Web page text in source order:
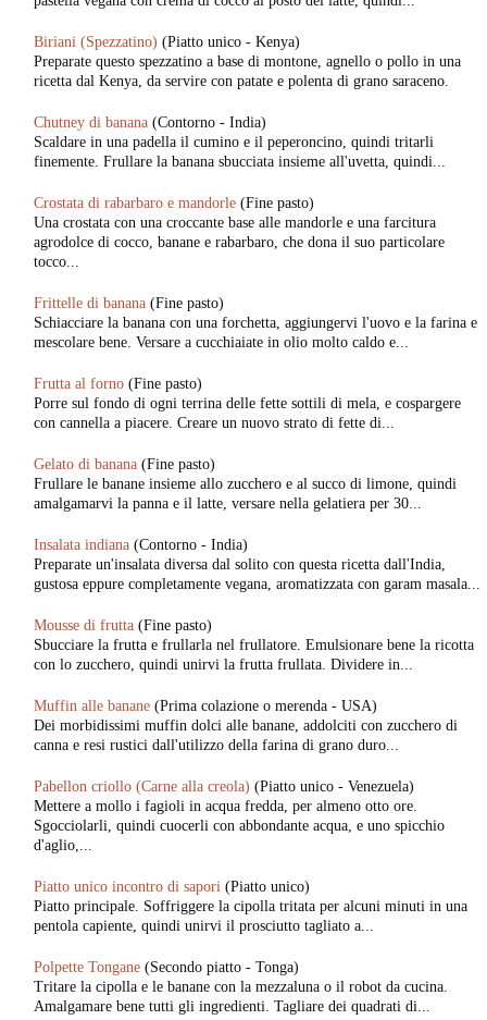
Biriani (Spezzatino) (Piatto unico - Kenya)
Preparate questo spezzatino a base di montone, agnello o pollo in una
ricetta dal Kenya, da servire con patate e polenta di grano saraceno.
Chutney di banana (Contorno - India)
Scaldare in una padella il cumino e il peperoncino, quindi tritarli
finemente. Frullare la banana sbucciata insieme all'uvetta, quindi...
Crostata di rabarbaro e mandorle (Fine pasto)
Una crostata con una croccante base alle mandorle e una farcitura
agrodolce di cocco, banane e rabarbaro, che dona il suo particolare
tocco...
Frittelle di banana (Fine pasto)
Schiacciare la banana con una forchetta, aggiungervi l'uovo e la farina e
mescolare bene. Versare a cucchiaiate in olio molto caldo e...
Frutta al forno (Fine pasto)
Porre sul fondo di ogni terrina delle fette sottili di mela, e cospargere
con cannella a piacere. Creare un nuovo strato di fette di...
Gelato di banana (Fine pasto)
Frullare le banane insieme allo zucchero e al succo di limone, quindi
amalgamarvi la panna e il latte, versare nella gelatiera per 30...
Insalata indiana (Contorno - India)
Preparate un'insalata diversa dal solito con questa ricetta dall'India,
gustosa eppure completamente vegana, aromatizzata con garam masala...
Mousse di frutta (Fine pasto)
Sbucciare la frutta e frullarla nel frullatore. Emulsionare bene la ricotta
con lo zucchero, quindi unirvi la frutta frullata. Dividere in...
Muffin alle banane (Prima colazione o merenda - USA)
Dei morbidissimi muffin dolci alle banane, addolciti con zucchero di
canna e resi rustici dall'utilizzo della farina di grano duro...
Pabellon criollo (Carne alla creola) (Piatto unico - Venezuela)
Mettere a mollo i fagioli in acqua fredda, per almeno otto ore.
Sgocciolarli, quindi cuocerli con abbondante acqua, e uno spicchio
d'aglio,...
Piatto unico incontro di sapori (Piatto unico)
Piatto principale. Soffriggere la cipolla tritata per alcuni minuti in una
pentola capiente, quindi unirvi il prosciutto tagliato a...
Polpette Tongane (Secondo piatto - Tonga)
Tritare la cipolla e le banane con la mezzaluna o il robot da cucina.
Amalgamare bene tutti gli ingredienti. Tagliare dei quadrati di...